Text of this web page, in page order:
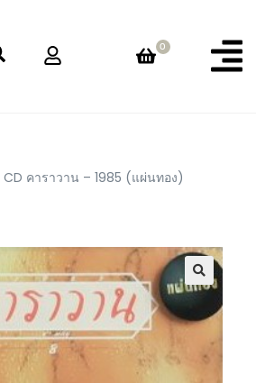
0
CD คาราวาน – 1985 (แผ่นทอง)